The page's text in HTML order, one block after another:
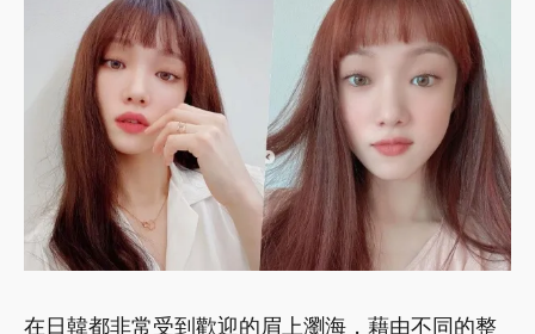
在日韓都非常受到歡迎的眉上瀏海，藉由不同的整